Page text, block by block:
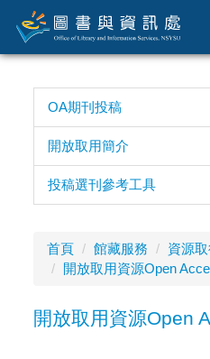
到
主
OA期刊投稿
開放取用簡介
投稿選刊參考工具
首頁 館藏服務
資源
開放取用資源Open
開放取用資源Open